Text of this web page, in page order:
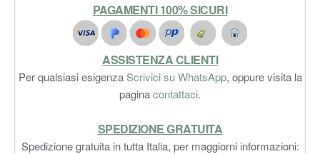
PAGAMENTI 100% SICURI
ASSISTENZA CLIENTI
Per qualsiasi esigenzaScrivici su WhatsApp, oppure visita la
paginacontattaci.
SPEDIZIONE GRATUITA
Spedizione gratuita in tutta Italia, per maggiorni informazioni: